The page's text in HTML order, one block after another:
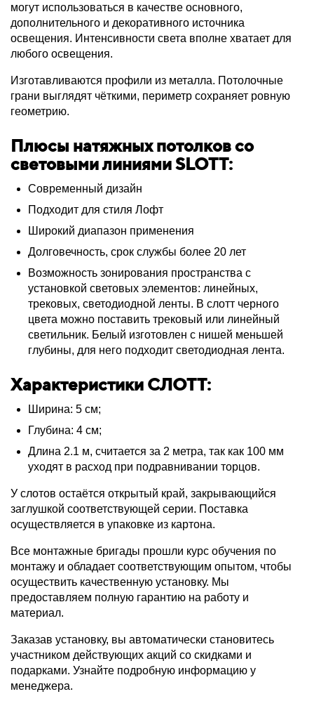
могут использоваться в качестве основного,
дополнительного и декоративного источника
освещения. Интенсивности света вполне хватает для
любого освещения.
Изготавливаются профили из металла. Потолочные
грани выглядят чёткими, периметр сохраняет ровную
геометрию.
Плюсы натяжных потолков со
световыми линиями SLOTT:
Современный дизайн
Подходит для стиля Лофт
Широкий диапазон применения
Долговечность, срок службы более 20 лет
Возможность зонирования пространства с
установкой световых элементов: линейных,
трековых, светодиодной ленты. В слотт черного
цвета можно поставить трековый или линейный
светильник. Белый изготовлен с нишей меньшей
глубины, для него подходит светодиодная лента.
Характеристики СЛОТТ:
Ширина: 5 см;
Глубина: 4 см;
Длина 2.1 м, считается за 2 метра, так как 100 мм
уходят в расход при подравнивании торцов.
У слотов остаётся открытый край, закрывающийся
заглушкой соответствующей серии. Поставка
осуществляется в упаковке из картона.
Все монтажные бригады прошли курс обучения по
монтажу и обладает соответствующим опытом, чтобы
осуществить качественную установку. Мы
предоставляем полную гарантию на работу и
материал.
Заказав установку, вы автоматически становитесь
участником действующих акций со скидками и
подарками. Узнайте подробную информацию у
менеджера.